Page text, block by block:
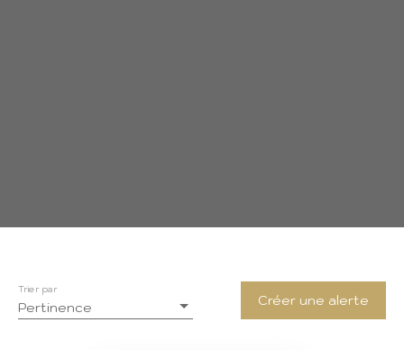
Pertinence
Trier par
Créer une alerte